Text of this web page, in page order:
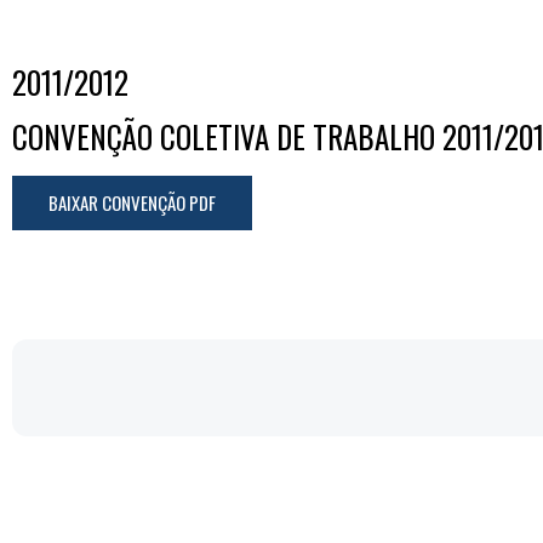
2011/2012
CONVENÇÃO COLETIVA DE TRABALHO 2011/
BAIXAR CONVENÇÃO PDF